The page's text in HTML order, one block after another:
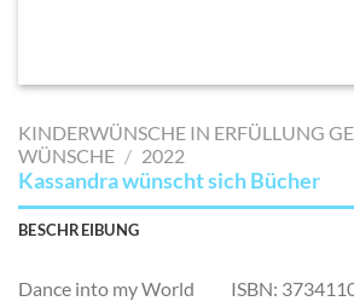
KINDERWÜNSCHE IN ERFÜLLUNG
WÜNSCHE / 2022
Kassandra wünscht sich Bücher
BESCHREIBUNG
Dance into my World ISBN: